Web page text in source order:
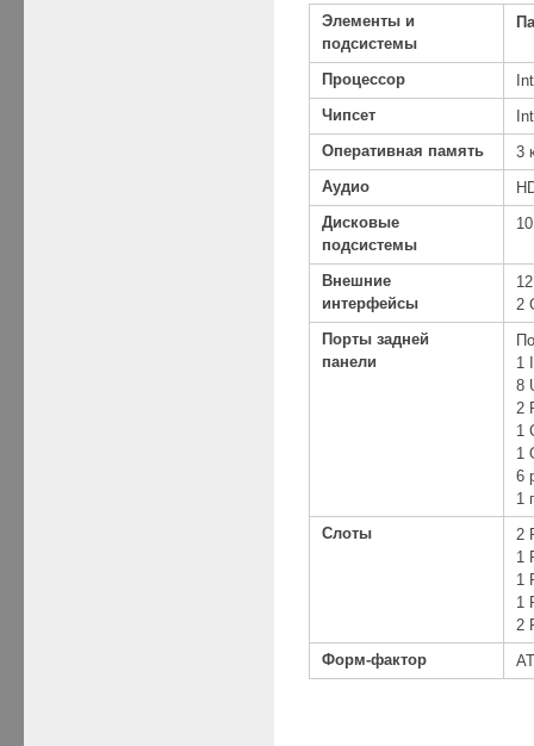
Элементы и
подсистемы
Процессор
Чипсет
Оперативная память 3
Аудио
Дисковые
подсистемы
Внешние
интерфейсы
2
Порты задней
панели
1
8
2
1
1
6
1
Слоты
2
1
1
1
2
Форм-фактор